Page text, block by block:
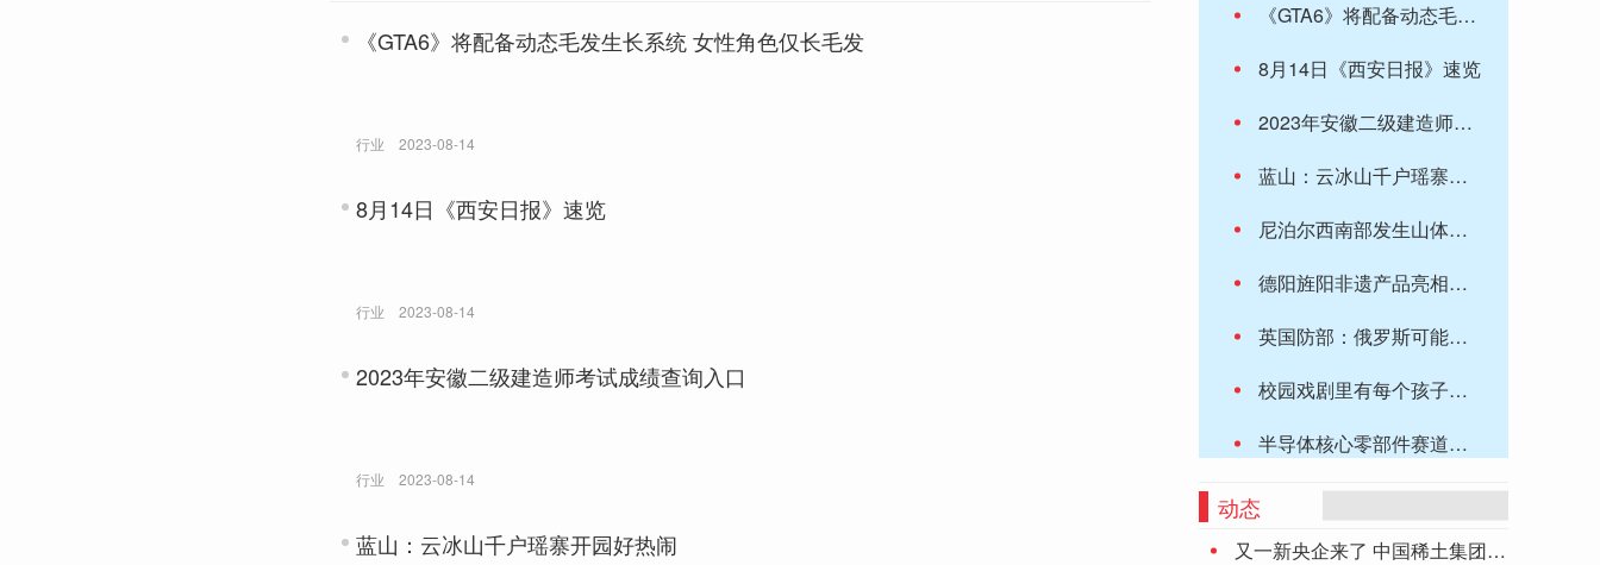
《GTA6》将配备动态毛发生长系统 女性角色仅长毛发
行业 2023-08-14
8月14日《西安日报》速览
行业 2023-08-14
2023年安徽二级建造师考试成绩查询入口
行业 2023-08-14
蓝山：云冰山千户瑶寨开园好热闹
《GTA6》将配备动态毛发生长系统 女性角色仅长毛发
8月14日《西安日报》速览
2023年安徽二级建造师考试成绩查询入口
蓝山：云冰山千户瑶寨开园好热闹
尼泊尔西南部发生山体滑坡 造成多人失踪
德阳旌阳非遗产品亮相成都宽窄巷子
英国防部：俄罗斯可能不再资助瓦格纳，金主变白俄罗斯
校园戏剧里有每个孩子的无限未来
半导体核心零部件赛道趋热 上市公司切入抢占先机
国家金融监管总局：鼓励银行机构开发专项救灾信贷产品
医共体联动 急性脑梗死患者转危为安
动态
又一新央企来了 中国稀土集团正式成立